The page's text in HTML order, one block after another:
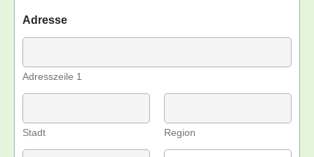
Adresse
Adresszeile 1
Stadt Region